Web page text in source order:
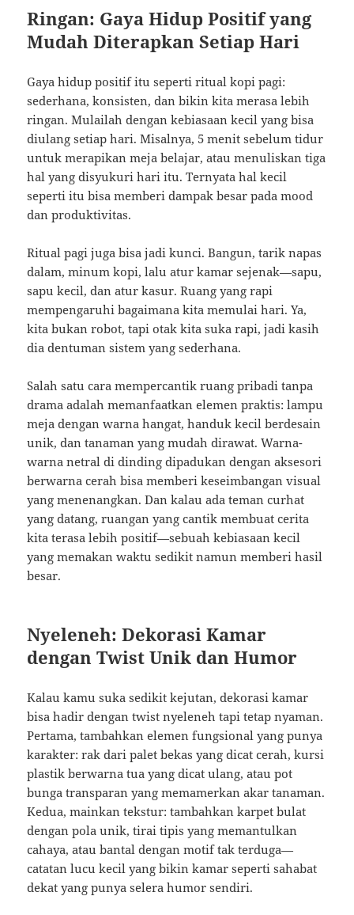
Ringan: Gaya Hidup Positif yang
Mudah Diterapkan Setiap Hari
Gaya hidup positif itu seperti ritual kopi pagi:
sederhana, konsisten, dan bikin kita merasa lebih
ringan. Mulailah dengan kebiasaan kecil yang bisa
diulang setiap hari. Misalnya, 5 menit sebelum tidur
untuk merapikan meja belajar, atau menuliskan tiga
hal yang disyukuri hari itu. Ternyata hal kecil
seperti itu bisa memberi dampak besar pada mood
dan produktivitas.
Ritual pagi juga bisa jadi kunci. Bangun, tarik napas
dalam, minum kopi, lalu atur kamar sejenak—sapu,
sapu kecil, dan atur kasur. Ruang yang rapi
mempengaruhi bagaimana kita memulai hari. Ya,
kita bukan robot, tapi otak kita suka rapi, jadi kasih
dia dentuman sistem yang sederhana.
Salah satu cara mempercantik ruang pribadi tanpa
drama adalah memanfaatkan elemen praktis: lampu
meja dengan warna hangat, handuk kecil berdesain
unik, dan tanaman yang mudah dirawat. Warna-
warna netral di dinding dipadukan dengan aksesori
berwarna cerah bisa memberi keseimbangan visual
yang menenangkan. Dan kalau ada teman curhat
yang datang, ruangan yang cantik membuat cerita
kita terasa lebih positif—sebuah kebiasaan kecil
yang memakan waktu sedikit namun memberi hasil
besar.
Nyeleneh: Dekorasi Kamar
dengan Twist Unik dan Humor
Kalau kamu suka sedikit kejutan, dekorasi kamar
bisa hadir dengan twist nyeleneh tapi tetap nyaman.
Pertama, tambahkan elemen fungsional yang punya
karakter: rak dari palet bekas yang dicat cerah, kursi
plastik berwarna tua yang dicat ulang, atau pot
bunga transparan yang memamerkan akar tanaman.
Kedua, mainkan tekstur: tambahkan karpet bulat
dengan pola unik, tirai tipis yang memantulkan
cahaya, atau bantal dengan motif tak terduga—
catatan lucu kecil yang bikin kamar seperti sahabat
dekat yang punya selera humor sendiri.